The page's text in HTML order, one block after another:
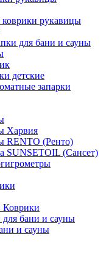
рукавицы
для бани и сауны
детские
запарки
Харвия
RENTO (Ренто)
SUNSETOIL (Сансет)
Коврики
бани и сауны
и сауны